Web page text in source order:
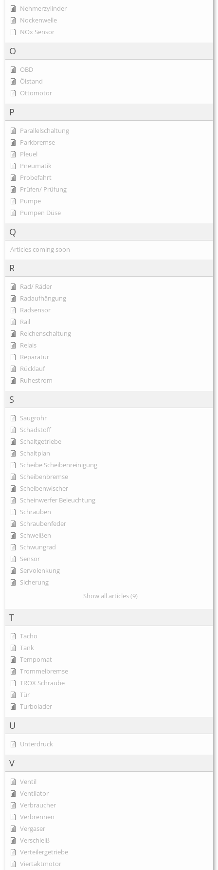
Nehmerzylinder
Nockenwelle
NOx Sensor
O
OBD
Ölstand
Ottomotor
P
Parallelschaltung
Parkbremse
Pleuel
Pneumatik
Probefahrt
Prüfen/ Prüfung
Pumpe
Pumpen Düse
Q
Articles coming soon
R
Rad/ Räder
Radaufhängung
Radsensor
Rail
Reichenschaltung
Relais
Reparatur
Rücklauf
Ruhestrom
S
Saugrohr
Schadstoff
Schaltgetriebe
Schaltplan
Scheibe Scheibenreinigung
Scheibenbremse
Scheibenwischer
Scheinwerfer Beleuchtung
Schrauben
Schraubenfeder
Schweißen
Schwungrad
Sensor
Servolenkung
Sicherung
Show all articles (9)
T
Tacho
Tank
Tempomat
Trommelbremse
TROX Schraube
Tür
Turbolader
U
Unterdruck
V
Ventil
Ventilator
Verbraucher
Verbrennen
Vergaser
Verschleiß
Verteilergetriebe
Viertaktmotor